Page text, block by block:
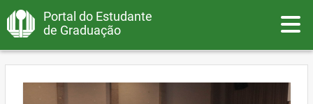
Portal do Estudante
de Graduação